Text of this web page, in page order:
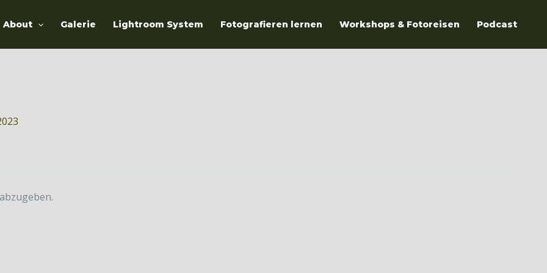
About Galerie Lightroom System Fotografieren lernen Workshops & Fotoreisen Podcast